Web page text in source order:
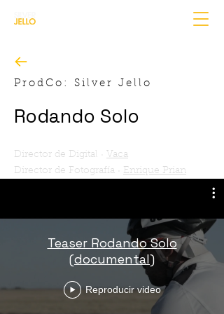
ProdCo: Silver Jello
Rodando Solo
Director de Digital ·
Vaca
Director de Fotografía · Enrique Prian
Teaser Rodando Solo
(documental)
Reproducir video